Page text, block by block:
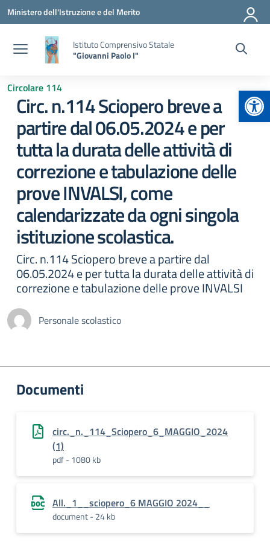
Vai ai contenuti
Vai al menu di navigazione
Vai al footer
Ministero dell'Istruzione e del Merito
Istituto Comprensivo Statale
"Giovanni Paolo I"
Circolare 114
Circ. n.114 Sciopero breve a
partire dal 06.05.2024 e per
tutta la durata delle attività di
correzione e tabulazione delle
prove INVALSI, come
calendarizzate da ogni singola
istituzione scolastica.
Circ. n.114 Sciopero breve a partire dal
06.05.2024 e per tutta la durata delle attività di
correzione e tabulazione delle prove INVALSI
Personale scolastico
Documenti
circ._n._114_Sciopero_6_MAGGIO_2024
(1)
pdf - 1080 kb
All._1__sciopero_6 MAGGIO 2024__
document - 24 kb